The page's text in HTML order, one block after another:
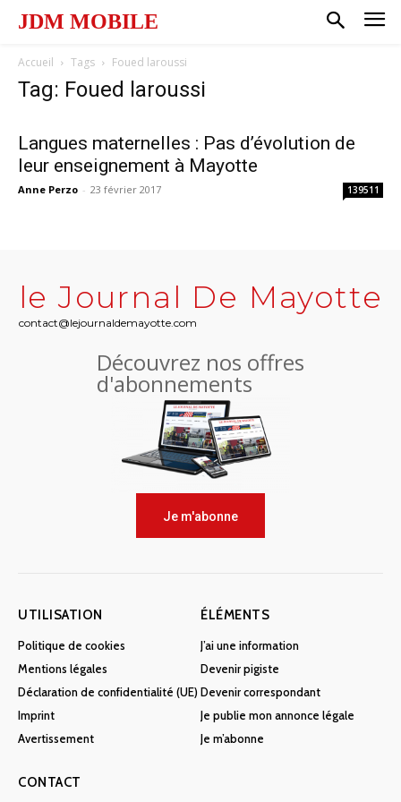
JDM MOBILE
Accueil Tags Foued laroussi
Tag: Foued laroussi
Langues maternelles : Pas d’évolution de
leur enseignement à Mayotte
Anne Perzo - 23 février 2017 139511
le Journal De Mayotte
contact@lejournaldemayotte.com
Découvrez nos offres
d'abonnements
Je m'abonne
UTILISATION
Politique de cookies
Mentions légales
Déclaration de confidentialité (UE)
Imprint
Avertissement
ÉLÉMENTS
J’ai une information
Devenir pigiste
Devenir correspondant
Je publie mon annonce légale
Je m’abonne
CONTACT